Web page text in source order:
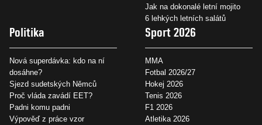
Jak na dokonalé letní mojito
6 lehkých letních salátů
Politika
Nová superdávka: kdo na ní
dosáhne?
Sjezd sudetských Němců
Proč vláda zavádí EET?
Padni komu padni
Výpověď z práce vzor
Sport 2026
MMA
Fotbal 2026/27
Hokej 2026
Tenis 2026
F1 2026
Atletika 2026